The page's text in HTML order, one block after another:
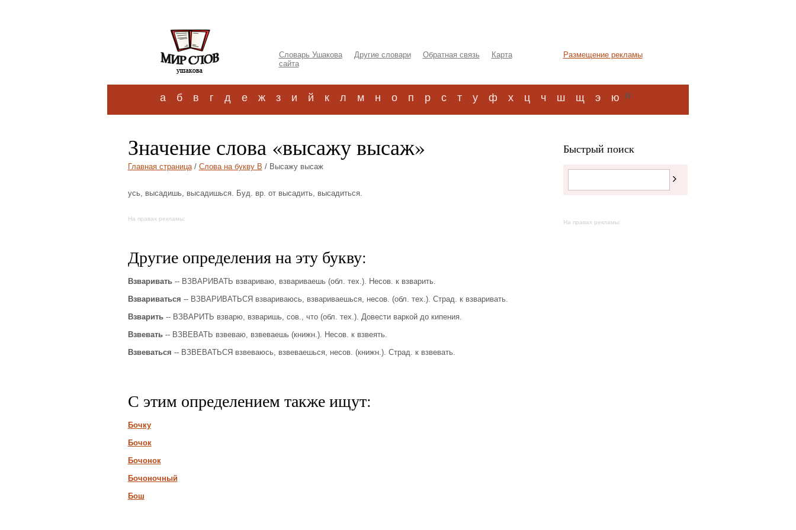
Словарь Ушакова Другие словари Обратная связь
Карта
сайта
Размещение рекламы
а б в г д е ж з и й к л м н о п р с т у ф х ц ч ш щ э ю я
Значение слова «высажу высаж»
Главная страница/ Слова на букву В / Высажу высаж
усь, высадишь, высадишься. Буд. вр. от высадить, высадиться.
На правах рекламы:
Другие определения на эту букву:
Взваривать-- ВЗВАРИВАТЬ взвариваю, взвариваешь (обл. тех.). Несов. к взварить.
Взвариваться -- ВЗВАРИВАТЬСЯ взвариваюсь, взвариваешься, несов. (обл. тех.). Страд. к взваривать.
Взварить-- ВЗВАРИТЬ взварю, взваришь, сов., что (обл. тех.). Довести варкой до кипения.
Взвевать-- ВЗВЕВАТЬ взвеваю, взвеваешь (книжн.). Несов. к взвеять.
Взвеваться -- ВЗВЕВАТЬСЯ взвеваюсь, взвеваешься, несов. (книжн.). Страд. к взвевать.
С этим определением также ищут:
Бочку
Бочок
Бочонок
Бочоночный
Бош
Быстрый поиск
На правах рекламы: